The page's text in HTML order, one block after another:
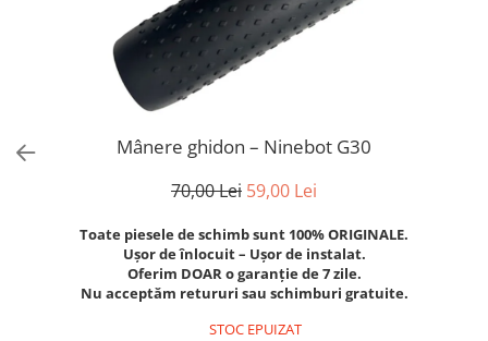
Trotinete Peste 3000 Lei
Trotinete cu Scaun
Trotinete cu Cheie
Trotinete cu Baterie Detașabilă
Trotinete cu Cheie
Trotinete cu Suspensii
Trotinete cu Ghidon Reglabil
Suporturi pentru telefon
Oglinzi retrovizoare
Ornamente, stickere & viniluri
Iluminare decorativă
KuKirin G2 Master
KuKirin G1 Pro
KuKirin V2
KuKirin M4 Max
KuKirin G2 Ultra
KuKirin T3
Mânere ghidon – Ninebot G30
70,00 Lei 59,00 Lei
Toate piesele de schimb sunt 100% ORIGINALE.
Ușor de înlocuit – Ușor de instalat.
Oferim DOAR o garanție de 7 zile.
Nu acceptăm retururi sau schimburi gratuite.
STOC EPUIZAT